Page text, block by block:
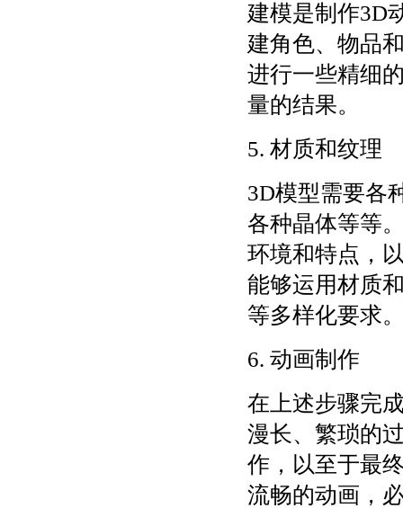
建模是制作3D
建角色、物品
进行一些精细
量的结果。
5. 材质和纹理
3D模型需要各
各种晶体等等
环境和特点，
能够运用材质
等多样化要求
6. 动画制作
在上述步骤完
漫长、繁琐的
作，以至于最
流畅的动画，